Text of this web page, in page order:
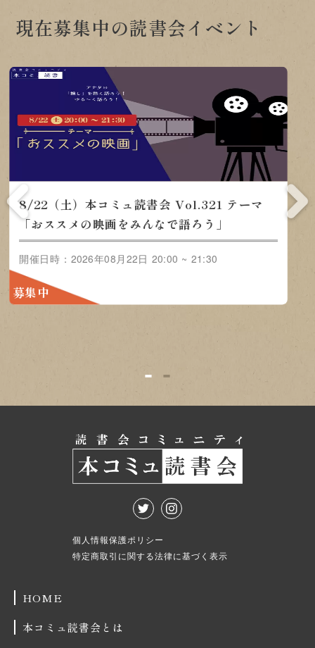
現在募集中の読書会イベント
8/22（土）本コミュ読書会
Vol.321 テーマ「おススメの
映画をみんなで語ろう」
21:30
8/
1 2
個人情報保護ポリシー
特定商取引に関する法律に基づく表示
HOME
本コミュ読書会とは